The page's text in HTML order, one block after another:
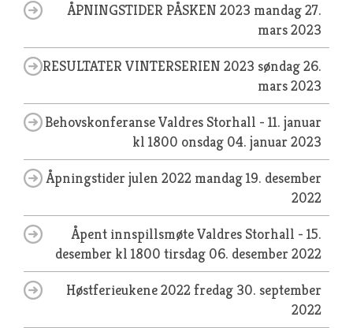
ÅPNINGSTIDER PÅSKEN 2023 mandag 27.
mars 2023
RESULTATER VINTERSERIEN 2023 søndag 26.
mars 2023
Behovskonferanse Valdres Storhall - 11. januar
kl 1800 onsdag 04. januar 2023
Åpningstider julen 2022 mandag 19. desember
2022
Åpent innspillsmøte Valdres Storhall - 15.
desember kl 1800 tirsdag 06. desember 2022
Høstferieukene 2022fredag 30. september
2022